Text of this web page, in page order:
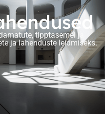
tipptasemel ja
ja lahenduste leidmiseks.